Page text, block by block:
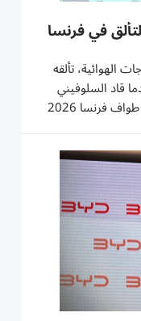
في فرنسا
الهوائية، تألقه
قاد السلوفيني
تادي بوجاتشار الفريق إلى فوز جديد في طواف فرنسا 2026
العام، فيما عزز
النمسا بمواصلة